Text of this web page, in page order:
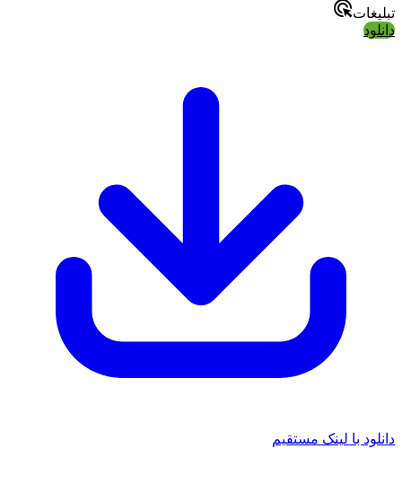
تبلیغات
دانلود
دانلود با لینک مستقیم